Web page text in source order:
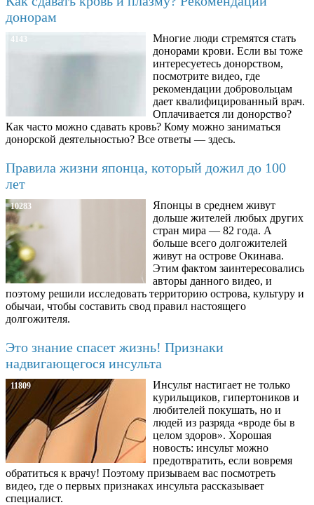
донорам
4143
Многие люди стремятся стать
донорами крови. Если вы тоже
интересуетесь донорством,
посмотрите видео, где
рекомендации добровольцам
дает квалифицированный врач.
Оплачивается ли донорство?
Как часто можно сдавать кровь? Кому можно заниматься
донорской деятельностью? Все ответы — здесь.
Правила жизни японца, который дожил до 100
лет
10283
Японцы в среднем живут
дольше жителей любых других
стран мира — 82 года. А
больше всего долгожителей
живут на острове Окинава.
Этим фактом заинтересовались
авторы данного видео, и
поэтому решили исследовать территорию острова, культуру и
обычаи, чтобы составить свод правил настоящего
долгожителя.
Это знание спасет жизнь! Признаки
надвигающегося инсульта
11809
Инсульт настигает не только
курильщиков, гипертоников и
любителей покушать, но и
людей из разряда «вроде бы в
целом здоров». Хорошая
новость: инсульт можно
предотвратить, если вовремя
обратиться к врачу! Поэтому призываем вас посмотреть
видео, где о первых признаках инсульта рассказывает
специалист.